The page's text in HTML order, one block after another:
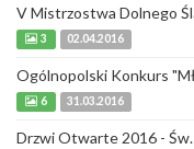
V Mistrzostwa Dolnego
3 02.04.2016
Ogólnopolski Konkurs
6 31.03.2016
Drzwi Otwarte 2016 -